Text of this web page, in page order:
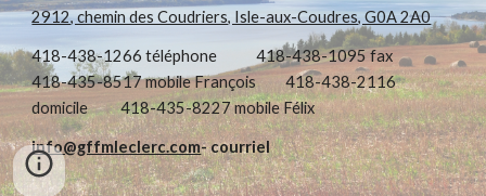
2912, chemin des Coudriers, Isle-aux-Coudres, G0A 2A0
418-438-1266 téléphone 418-438-1095 fax
418-435-8517 mobile François 418-438-2116
domicile 418-435-8227 mobile Félix
info@gffmleclerc.com- courriel